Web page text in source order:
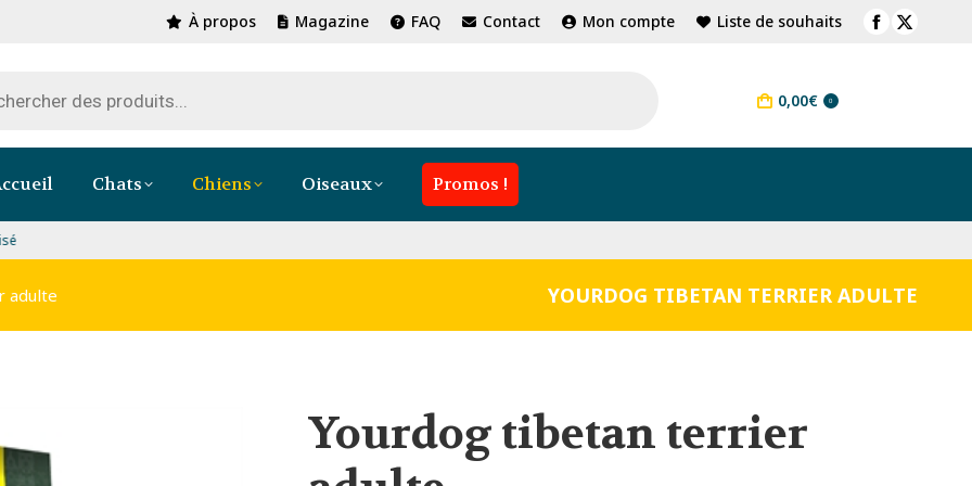
À propos Magazine FAQ Contact Mon compte Liste de souhaits
Facebook
X
0,00€ 0
Chats Chiens Oiseaux Promos !
100% sécurisé
adulte YOURDOG TIBETAN TERRIER ADULTE
Yourdog tibetan terrier